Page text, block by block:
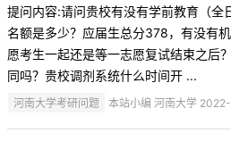
提问内容:请问贵校有没有学前教育（全
名额是多少？应届生总分378，有没有
愿考生一起还是等一志愿复试结束之后
同吗？贵校调剂系统什么时间开 ...
河南大学考研问题 本站小编 河南大学